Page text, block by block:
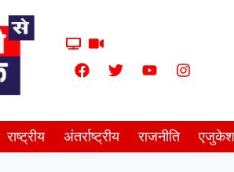
राष्ट्रीय अंतर्राष्ट्रीय राजनीति